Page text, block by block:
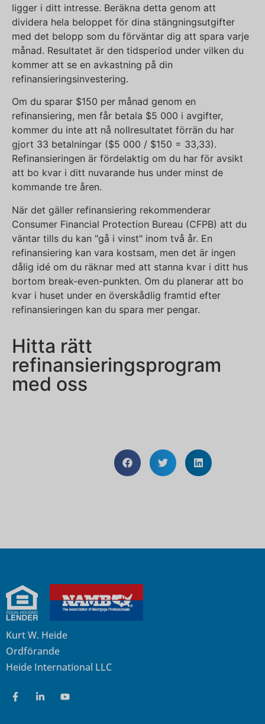
ligger i ditt intresse. Beräkna detta genom att
dividera hela beloppet för dina stängningsutgifter
med det belopp som du förväntar dig att spara varje
månad. Resultatet är den tidsperiod under vilken du
kommer att se en avkastning på din
refinansieringsinvestering.
Om du sparar $150 per månad genom en
refinansiering, men får betala $5 000 i avgifter,
kommer du inte att nå nollresultatet förrän du har
gjort 33 betalningar ($5 000 / $150 = 33,33).
Refinansieringen är fördelaktig om du har för avsikt
att bo kvar i ditt nuvarande hus under minst de
kommande tre åren.
När det gäller refinansiering rekommenderar
Consumer Financial Protection Bureau (CFPB) att du
väntar tills du kan "gå i vinst" inom två år. En
refinansiering kan vara kostsam, men det är ingen
dålig idé om du räknar med att stanna kvar i ditt hus
bortom break-even-punkten. Om du planerar att bo
kvar i huset under en överskådlig framtid efter
refinansieringen kan du spara mer pengar.
Hitta rätt
refinansieringsprogram
med oss
Kurt W. Heide
Ordförande
Heide International LLC